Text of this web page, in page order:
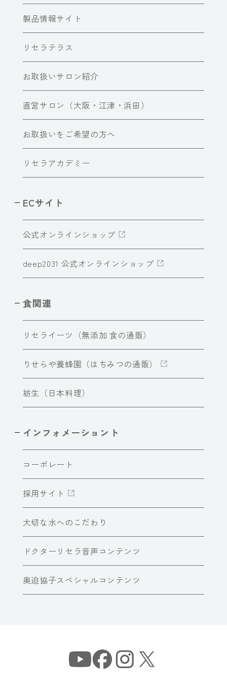
製品情報サイト
リセラテラス
お取扱いサロン紹介
直営サロン（大阪・江津・浜田）
お取扱いをご希望の方へ
リセラアカデミー
ECサイト
公式オンラインショップ
deep2031 公式オンラインショップ
食関連
リセライーツ（無添加 食の通販）
りせらや養蜂園（はちみつの通販）
紡生（日本料理）
インフォメーショント
コーポレート
採用サイト
大切な水へのこだわり
ドクターリセラ音声コンテンツ
奥迫協子スペシャルコンテンツ